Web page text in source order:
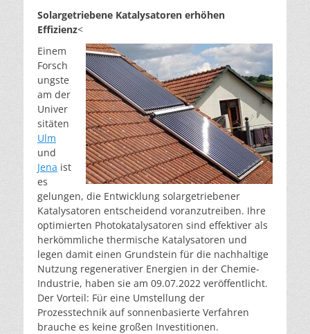
Solargetriebene Katalysatoren erhöhen
Effizienz<
Einem
Forsch
ungste
am der
Univer
sitäten
Ulm
und
Jena ist
es
gelungen, die Entwicklung solargetriebener
Katalysatoren entscheidend voranzutreiben. Ihre
optimierten Photokatalysatoren sind effektiver als
herkömmliche thermische Katalysatoren und
legen damit einen Grundstein für die nachhaltige
Nutzung regenerativer Energien in der Chemie-
Industrie, haben sie am 09.07.2022 veröffentlicht.
Der Vorteil: Für eine Umstellung der
Prozesstechnik auf sonnenbasierte Verfahren
brauche es keine großen Investitionen.